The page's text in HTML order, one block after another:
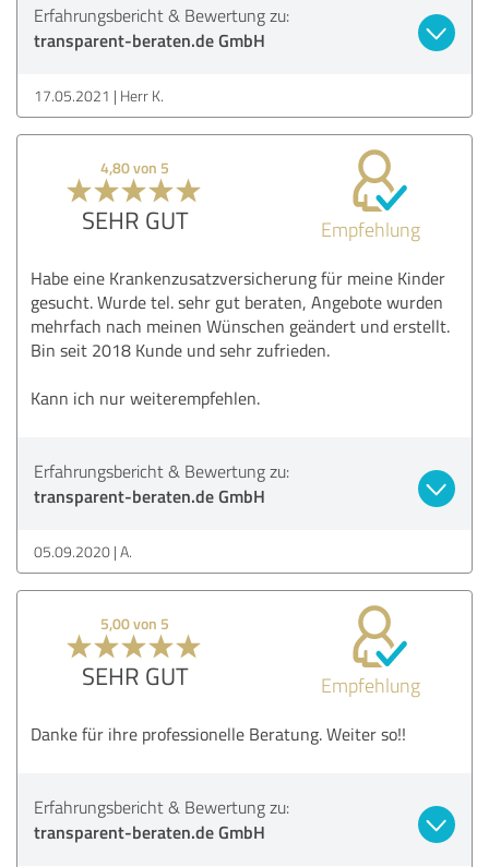
Erfahrungsbericht & Bewertung zu:
transparent-beraten.de GmbH
17.05.2021 Herr K.
4,80 von 5
SEHR GUT Empfehlung
Habe eine Krankenzusatzversicherung für meine Kinder
gesucht. Wurde tel. sehr gut beraten, Angebote wurden
mehrfach nach meinen Wünschen geändert und erstellt.
Bin seit 2018 Kunde und sehr zufrieden.
Kann ich nur weiterempfehlen.
Erfahrungsbericht & Bewertung zu:
transparent-beraten.de GmbH
05.09.2020 A.
5,00 von 5
SEHR GUT Empfehlung
Danke für ihre professionelle Beratung. Weiter so!!
Erfahrungsbericht & Bewertung zu:
transparent-beraten.de GmbH